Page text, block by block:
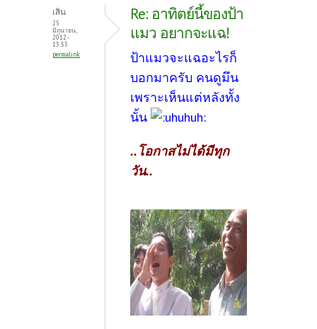
เสิน
25
มิถุนายน,
2012 -
13:53
permalink
Re: อาทิตย์นี้ของป้า
แมว อยากจะแฉ!
ป้าแมวจะแฉอะไรก็
บอกมาครับ คนดูมึน
เพราะเห็นแต่หลังทั้ง
นั้น
..โอกาสไม่ได้มีทุก
วัน..